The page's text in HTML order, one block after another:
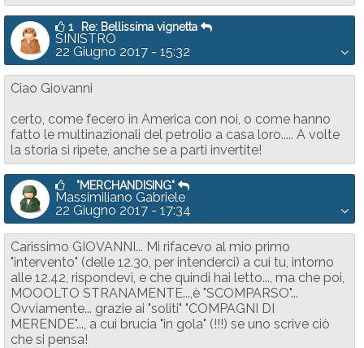
1 Re: Bellissima vignetta
SINISTRO
22 Giugno 2017 - 15:32
Ciao Giovanni
certo, come fecero in America con noi, o come hanno
fatto le multinazionali del petrolio a casa loro..... A volte
la storia si ripete, anche se a parti invertite!
"MERCHANDISING"
Massimiliano Gabriele
22 Giugno 2017 - 17:34
Carissimo GIOVANNI... Mi rifacevo al mio primo
"intervento" (delle 12.30, per intenderci) a cui tu, intorno
alle 12.42, rispondevi, e che quindi hai letto..., ma che poi,
MOOOLTO STRANAMENTE...,è "SCOMPARSO"...
Ovviamente... grazie ai "soliti" "COMPAGNI DI
MERENDE"..., a cui brucia "in gola" (!!!) se uno scrive ciò
che si pensa!